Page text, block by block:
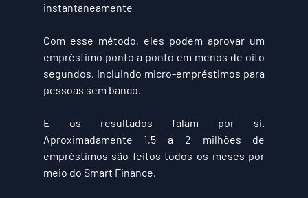
instantaneamente
Com esse método, eles podem aprovar um
empréstimo ponto a ponto em menos de oito
segundos, incluindo micro-empréstimos para
pessoas sem banco.
E os resultados falam por si.
Aproximadamente 1,5 a 2 milhões de
empréstimos são feitos todos os meses por
meio do Smart Finance.